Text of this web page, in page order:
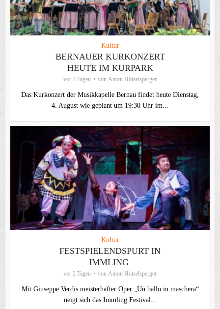
Kultur
BERNAUER KURKONZERT
HEUTE IM KURPARK
vor 3 Tagen von Anton Hötzelsperger
Das Kurkonzert der Musikkapelle Bernau findet heute Dienstag,
4. August wie geplant um 19:30 Uhr im...
Kultur
FESTSPIELENDSPURT IN
IMMLING
vor 2 Tagen von Anton Hötzelsperger
Mit Giuseppe Verdis meisterhafter Oper „Un ballo in maschera“
neigt sich das Immling Festival...